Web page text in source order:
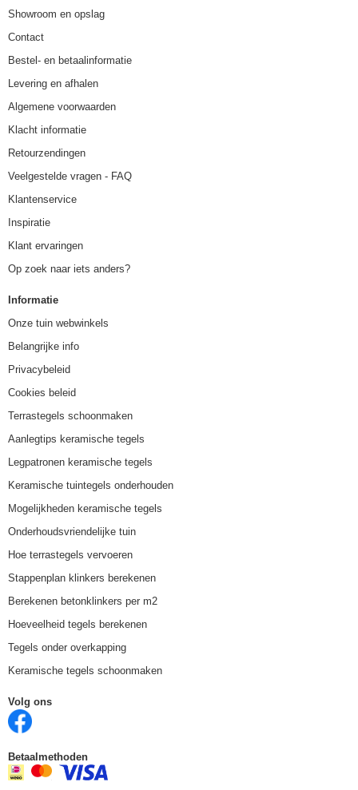
Showroom en opslag
Contact
Bestel- en betaalinformatie
Levering en afhalen
Algemene voorwaarden
Klacht informatie
Retourzendingen
Veelgestelde vragen - FAQ
Klantenservice
Inspiratie
Klant ervaringen
Op zoek naar iets anders?
Informatie
Onze tuin webwinkels
Belangrijke info
Privacybeleid
Cookies beleid
Terrastegels schoonmaken
Aanlegtips keramische tegels
Legpatronen keramische tegels
Keramische tuintegels onderhouden
Mogelijkheden keramische tegels
Onderhoudsvriendelijke tuin
Hoe terrastegels vervoeren
Stappenplan klinkers berekenen
Berekenen betonklinkers per m2
Hoeveelheid tegels berekenen
Tegels onder overkapping
Keramische tegels schoonmaken
Volg ons
Betaalmethoden